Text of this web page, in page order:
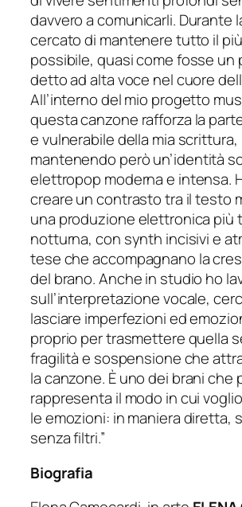
davvero a comunicarli. Durante
cercato di mantenere tutto il
possibile, quasi come fosse un
detto ad alta voce nel cuore
All’interno del mio progetto
questa canzone rafforza la
e vulnerabile della mia scrittura,
mantenendo però un’identità
elettropop moderna e intensa.
creare un contrasto tra il testo
una produzione elettronica più
notturna, con synth incisivi e
tese che accompagnano la
del brano. Anche in studio ho
sull’interpretazione vocale,
lasciare imperfezioni ed
proprio per trasmettere quella
fragilità e sospensione che
la canzone. È uno dei brani che
rappresenta il modo in cui
le emozioni: in maniera diretta,
senza filtri.”
Biografia